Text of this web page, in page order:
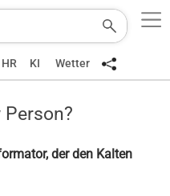
HR KI Wetter
der den Kalten